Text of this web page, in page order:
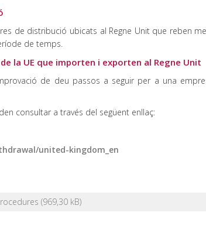
de distribució ubicats al Regne Unit que reben
de temps.
la UE que importen i exporten al Regne Unit
de deu passos a seguir per a una
consultar a través del següent enllaç:
united-kingdom_en